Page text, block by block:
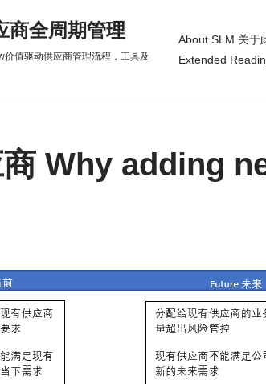
全周期管理
值驱动供应商管理流程，工具及
About SLM 关于
Extended
Why adding